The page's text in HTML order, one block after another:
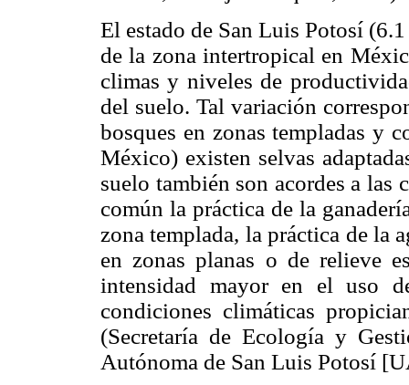
El estado de San Luis Potosí
de la zona intertropical en
climas y niveles de
del suelo. Tal variación
bosques en zonas templadas y
México) existen selvas
suelo también son acordes a las
común la práctica de la
zona templada, la práctica de la
en zonas planas o de relieve
intensidad mayor en el uso
condiciones climáticas
(Secretaría de Ecología y
Autónoma de San Luis Potosí